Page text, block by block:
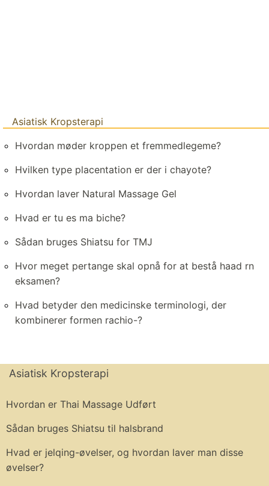
Asiatisk Kropsterapi
Hvordan møder kroppen et fremmedlegeme?
Hvilken type placentation er der i chayote?
Hvordan laver Natural Massage Gel
Hvad er tu es ma biche?
Sådan bruges Shiatsu for TMJ
Hvor meget pertange skal opnå for at bestå haad rn
eksamen?
Hvad betyder den medicinske terminologi, der
kombinerer formen rachio-?
Asiatisk Kropsterapi
Hvordan er Thai Massage Udført
Sådan bruges Shiatsu til halsbrand
Hvad er jelqing-øvelser, og hvordan laver man disse
øvelser?